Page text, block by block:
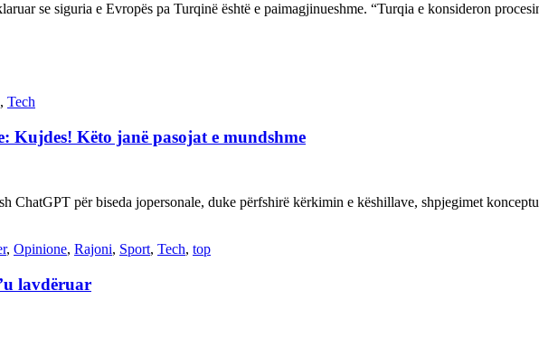
se siguria e Evropës pa Turqinë është e paimagjinueshme. “Turqia e konsideron
, Tech
Kujdes! Këto janë pasojat e mundshme
ChatGPT për biseda jopersonale, duke përfshirë kërkimin e këshillave, shpjegimet
, Opinione, Rajoni, Sport, Tech, top
lavdëruar